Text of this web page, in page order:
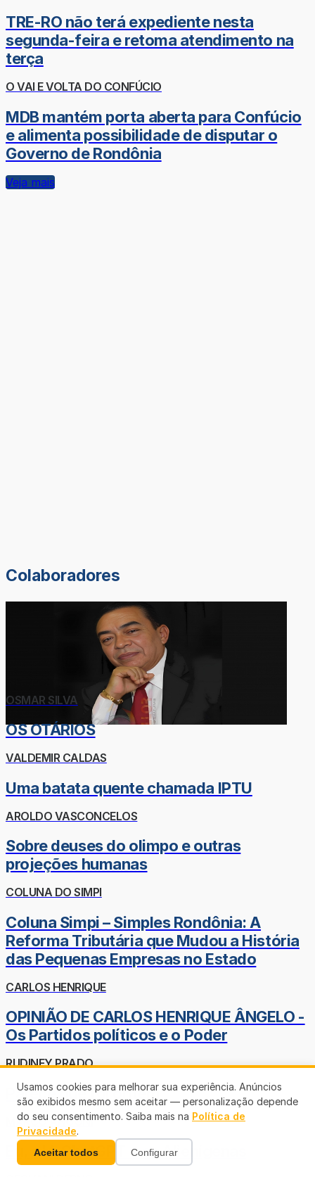
TRE-RO não terá expediente nesta
segunda-feira e retoma atendimento na
terça
O VAI E VOLTA DO CONFÚCIO
MDB mantém porta aberta para Confúcio
e alimenta possibilidade de disputar o
Governo de Rondônia
Veja mais
Colaboradores
OSMAR SILVA
OS OTÁRIOS
VALDEMIR CALDAS
Uma batata quente chamada IPTU
AROLDO VASCONCELOS
Sobre deuses do olimpo e outras
projeções humanas
COLUNA DO SIMPI
Coluna Simpi – Simples Rondônia: A
Reforma Tributária que Mudou a História
das Pequenas Empresas no Estado
CARLOS HENRIQUE
OPINIÃO DE CARLOS HENRIQUE ÂNGELO -
Os Partidos políticos e o Poder
RUDINEY PRADO
Parece que foi ontem
MARCO ANCONI
Eu, a IA ChatGPT e os Alienígenas
Usamos cookies para melhorar sua experiência. Anúncios
são exibidos mesmo sem aceitar — personalização depende
do seu consentimento. Saiba mais na Política de
Privacidade.
Aceitar todos Configurar